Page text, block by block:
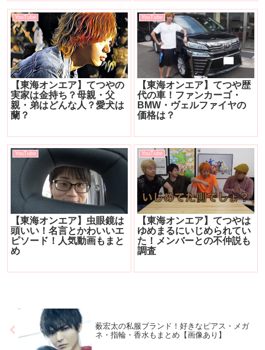
YouTube
【東海オンエア】てつやの
実家は金持ち？母親・父
親・弟はどんな人？愛犬は
蘭？
YouTube
【東海オンエア】てつや歴
代の車！ファンカーゴ・
BMW・ヴェルファイヤの
価格は？
YouTube
【東海オンエア】虫眼鏡は
頭いい！名言とかわいいエ
ピソード！人気動画もまと
め
YouTube
【東海オンエア】てつやは
ゆめまるにいじめられてい
た！メンバーとの不仲説も
調査
薮宏太の私服ブランド！好きなピアス・メガ
ネ・指輪・香水もまとめ【画像あり】